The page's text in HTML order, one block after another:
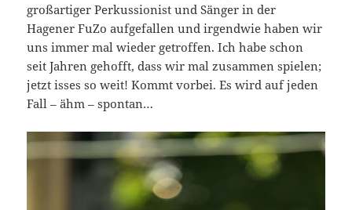
großartiger Perkussionist und Sänger in der
Hagener FuZo aufgefallen und irgendwie haben wir
uns immer mal wieder getroffen. Ich habe schon
seit Jahren gehofft, dass wir mal zusammen spielen;
jetzt isses so weit! Kommt vorbei. Es wird auf jeden
Fall – ähm – spontan…